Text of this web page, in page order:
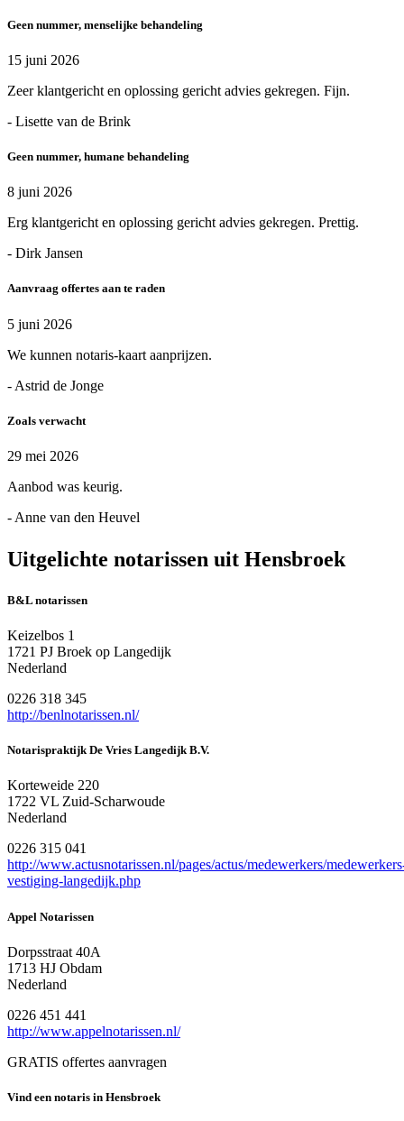
Geen nummer, menselijke behandeling
15 juni 2026
Zeer klantgericht en oplossing gericht advies gekregen. Fijn.
- Lisette van de Brink
Geen nummer, humane behandeling
8 juni 2026
Erg klantgericht en oplossing gericht advies gekregen. Prettig.
- Dirk Jansen
Aanvraag offertes aan te raden
5 juni 2026
We kunnen notaris-kaart aanprijzen.
- Astrid de Jonge
Zoals verwacht
29 mei 2026
Aanbod was keurig.
- Anne van den Heuvel
Uitgelichte notarissen uit Hensbroek
B&L notarissen
Keizelbos 1
1721 PJ Broek op Langedijk
Nederland
0226 318 345
http://benlnotarissen.nl/
Notarispraktijk De Vries Langedijk B.V.
Korteweide 220
1722 VL Zuid-Scharwoude
Nederland
0226 315 041
http://www.actusnotarissen.nl/pages/actus/medewerkers/
vestiging-langedijk.php
Appel Notarissen
Dorpsstraat 40A
1713 HJ Obdam
Nederland
0226 451 441
http://www.appelnotarissen.nl/
GRATIS offertes aanvragen
Vind een notaris in Hensbroek